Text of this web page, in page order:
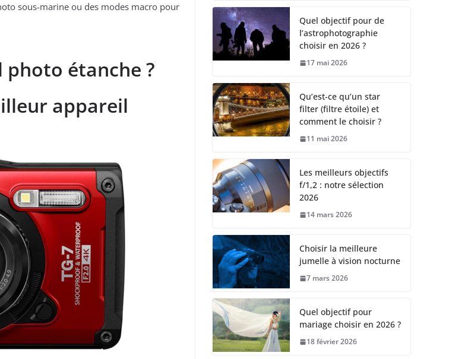
sous-marine ou des modes macro pour
étanche ?
appareil
Quel objectif pour de
l’astrophotographie
choisir en 2026 ?
17 mai 2026
Qu’est-ce qu’un star
filter (filtre étoile) et
comment le choisir ?
11 mai 2026
Les meilleurs objectifs
f/1,2 : notre sélection
2026
14 mars 2026
Choisir la meilleure
jumelle à vision nocturne
7 mars 2026
Quel objectif pour
mariage choisir en 2026 ?
18 février 2026